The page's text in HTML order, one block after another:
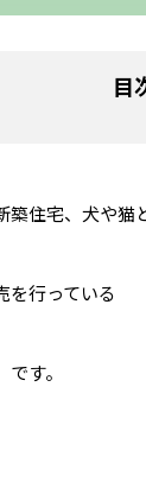
目
住宅、犬や猫
を行っている
す。